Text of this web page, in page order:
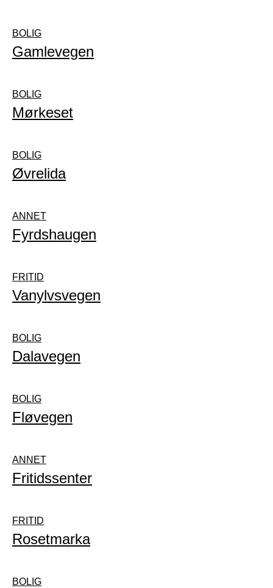
BOLIG
Gamlevegen
BOLIG
Mørkeset
BOLIG
Øvrelida
ANNET
Fyrdshaugen
FRITID
Vanylvsvegen
BOLIG
Dalavegen
BOLIG
Fløvegen
ANNET
Fritidssenter
FRITID
Rosetmarka
BOLIG